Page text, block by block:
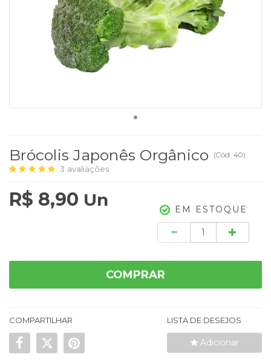
Brócolis Japonês Orgânico (Cód. 40)
3 avaliações
R$ 8,90 Un EM ESTOQUE
COMPRAR
COMPARTILHAR LISTA DE DESEJOS
Adicionar